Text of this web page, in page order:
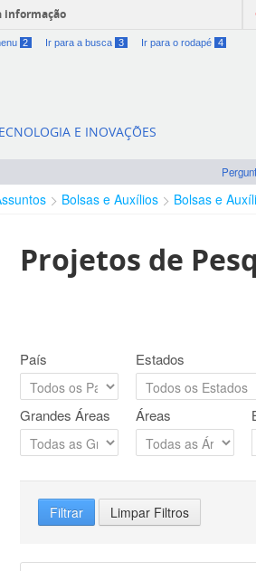
informação
2 Ir para a busca 3 Ir para o rodapé 4
E INOVAÇÕES
Bolsas e Auxílios Bolsas e
Projetos de
País Estados
Grandes Áreas Áreas
Filtrar Limpar Filtros